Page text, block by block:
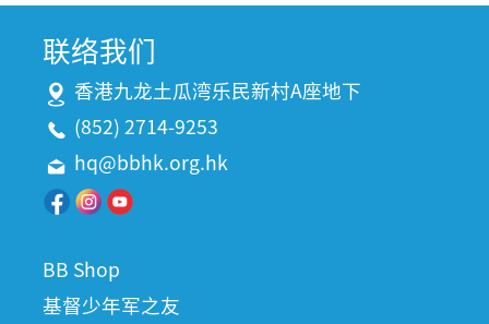
联络我们
香港九龙土瓜湾乐民新村A座地下
(852) 2714-9253
hq@bbhk.org.hk
BB Shop
基督少年军之友